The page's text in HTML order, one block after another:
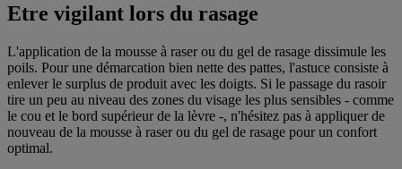
Etre vigilant lors du rasage
L'application de la mousse à raser ou du gel de rasage dissimule les
poils. Pour une démarcation bien nette des pattes, l'astuce consiste à
enlever le surplus de produit avec les doigts. Si le passage du rasoir
tire un peu au niveau des zones du visage les plus sensibles - comme
le cou et le bord supérieur de la lèvre -, n'hésitez pas à appliquer de
nouveau de la mousse à raser ou du gel de rasage pour un confort
optimal.